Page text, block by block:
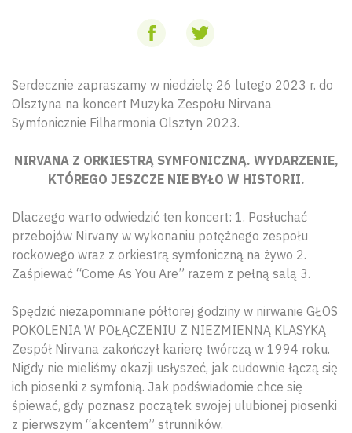
Serdecznie zapraszamy w niedzielę 26 lutego 2023 r. do
Olsztyna na koncert Muzyka Zespołu Nirvana
Symfonicznie Filharmonia Olsztyn 2023.
NIRVANA Z ORKIESTRĄ SYMFONICZNĄ. WYDARZENIE,
KTÓREGO JESZCZE NIE BYŁO W HISTORII.
Dlaczego warto odwiedzić ten koncert: 1. Posłuchać
przebojów Nirvany w wykonaniu potężnego zespołu
rockowego wraz z orkiestrą symfoniczną na żywo 2.
Zaśpiewać “Come As You Are” razem z pełną salą 3.
Spędzić niezapomniane półtorej godziny w nirwanie GŁOS
POKOLENIA W POŁĄCZENIU Z NIEZMIENNĄ KLASYKĄ
Zespół Nirvana zakończył karierę twórczą w 1994 roku.
Nigdy nie mieliśmy okazji usłyszeć, jak cudownie łączą się
ich piosenki z symfonią. Jak podświadomie chce się
śpiewać, gdy poznasz początek swojej ulubionej piosenki
z pierwszym “akcentem” strunników.